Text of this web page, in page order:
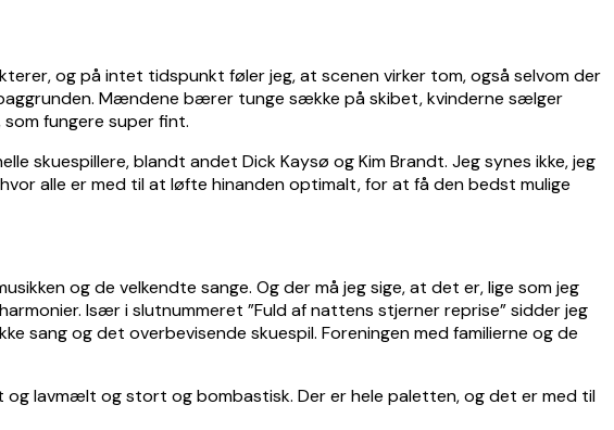
og på intet tidspunkt føler jeg, at scenen virker tom, også selvom der
Mændene bærer tunge sække på skibet, kvinderne sælger
fungere super fint.
skuespillere, blandt andet Dick Kaysø og Kim Brandt. Jeg synes ikke, jeg
alle er med til at løfte hinanden optimalt, for at få den bedst mulige
og de velkendte sange. Og der må jeg sige, at det er, lige som jeg
Især i slutnummeret ”Fuld af nattens stjerner reprise” sidder jeg
sang og det overbevisende skuespil. Foreningen med familierne og de
og lavmælt og stort og bombastisk. Der er hele paletten, og det er med til